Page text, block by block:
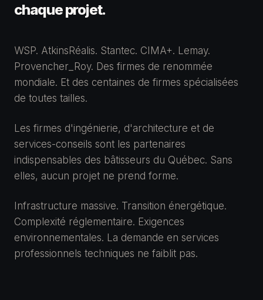
chaque projet.
WSP. AtkinsRéalis. Stantec. CIMA+. Lemay.
Provencher_Roy. Des firmes de renommée
mondiale. Et des centaines de firmes spécialisées
de toutes tailles.
Les firmes d'ingénierie, d'architecture et de
services-conseils sont les partenaires
indispensables des bâtisseurs du Québec. Sans
elles, aucun projet ne prend forme.
Infrastructure massive. Transition énergétique.
Complexité réglementaire. Exigences
environnementales. La demande en services
professionnels techniques ne faiblit pas.